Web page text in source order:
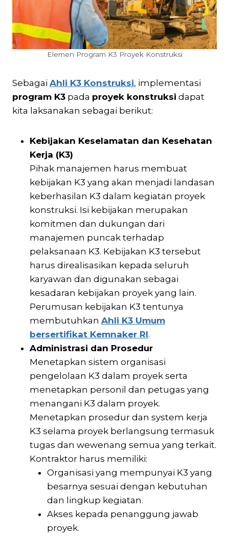
Elemen Program K3 Proyek Konstruksi
Sebagai Ahli K3 Konstruksi, implementasi
program K3 pada proyek konstruksi dapat
kita laksanakan sebagai berikut:
Kebijakan Keselamatan dan Kesehatan
Kerja (K3)
Pihak manajemen harus membuat
kebijakan K3 yang akan menjadi landasan
keberhasilan K3 dalam kegiatan proyek
konstruksi. Isi kebijakan merupakan
komitmen dan dukungan dari
manajemen puncak terhadap
pelaksanaan K3. Kebijakan K3 tersebut
harus direalisasikan kepada seluruh
karyawan dan digunakan sebagai
kesadaran kebijakan proyek yang lain.
Perumusan kebijakan K3 tentunya
membutuhkan Ahli K3 Umum
bersertifikat Kemnaker RI.
Administrasi dan Prosedur
Menetapkan sistem organisasi
pengelolaan K3 dalam proyek serta
menetapkan personil dan petugas yang
menangani K3 dalam proyek.
Menetapkan prosedur dan system kerja
K3 selama proyek berlangsung termasuk
tugas dan wewenang semua yang terkait.
Kontraktor harus memiliki:
Organisasi yang mempunyai K3 yang
besarnya sesuai dengan kebutuhan
dan lingkup kegiatan.
Akses kepada penanggung jawab
proyek.